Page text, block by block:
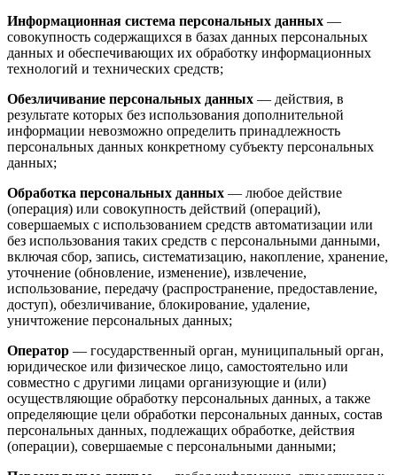
Информационная система персональных данных —
совокупность содержащихся в базах данных персональных
данных и обеспечивающих их обработку информационных
технологий и технических средств;
Обезличивание персональных данных — действия, в
результате которых без использования дополнительной
информации невозможно определить принадлежность
персональных данных конкретному субъекту персональных
данных;
Обработка персональных данных — любое действие
(операция) или совокупность действий (операций),
совершаемых с использованием средств автоматизации или
без использования таких средств с персональными данными,
включая сбор, запись, систематизацию, накопление, хранение,
уточнение (обновление, изменение), извлечение,
использование, передачу (распространение, предоставление,
доступ), обезличивание, блокирование, удаление,
уничтожение персональных данных;
Оператор — государственный орган, муниципальный орган,
юридическое или физическое лицо, самостоятельно или
совместно с другими лицами организующие и (или)
осуществляющие обработку персональных данных, а также
определяющие цели обработки персональных данных, состав
персональных данных, подлежащих обработке, действия
(операции), совершаемые с персональными данными;